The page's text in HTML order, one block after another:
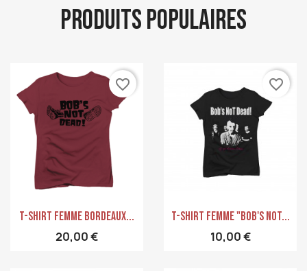
PRODUITS POPULAIRES
Aperçu rapide
T-Shirt Femme Bordeaux...
20,00 €
favorite_border
Aperçu rapide
T-Shirt Femme "Bob's Not...
10,00 €
favorite_border